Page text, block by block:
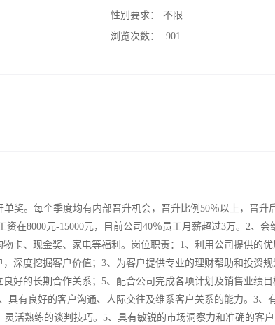
性别要求：
不限
浏览次数：
901
奖。每个季度均有内部晋升机会，晋升比例50％以上，晋升
在8000元-15000元，目前公司40％员工月薪超过3万。2、会
卡、现金奖、家电等福利。岗位职责：1、利用公司提供的优
深度挖掘客户价值；3、为客户提供专业的理财帮助和投资
好的长期合作关系；5、配合公司完成各项计划及销售业绩
有良好的客户沟通、人际交往及维系客户关系的能力。3、
活熟练的谈判技巧。5、具有敏锐的市场洞察力和准确的客